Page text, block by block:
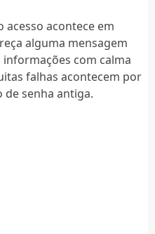
acesso acontece em
alguma mensagem
com calma
falhas acontecem por
senha antiga.